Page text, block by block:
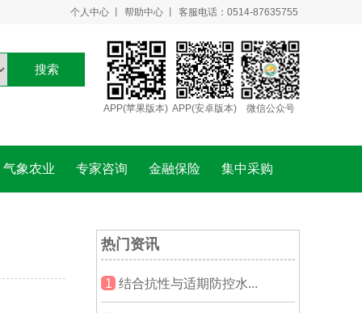
个人中心 帮助中心 客服电话：0514-87635755
搜索
APP(苹果版本) APP(安卓版本) 微信公众号
气象农业 专家咨询 金融保险 集中采购
热门资讯
1 结合抗性与适期防控水...